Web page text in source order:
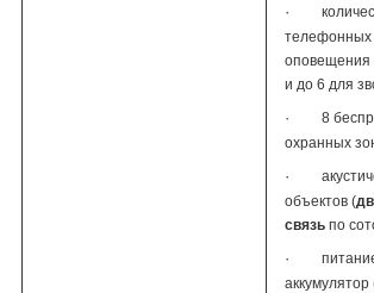
·
телефонных
оповещения
и до 6 для
·
8
охранных
·
объектов (
связь по
·